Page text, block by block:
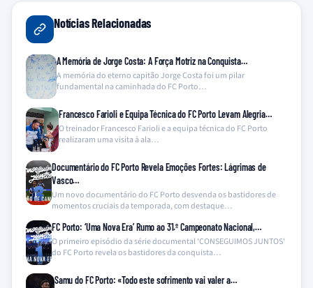
Notícias Relacionadas
A Memória de Jorge Costa: A Força Motriz na Conquista…
A memória do eterno capitão Jorge Costa foi um pilar
fundamental na caminhada do FC Porto…
Francesco Farioli e Equipa Técnica do FC Porto Levam Alegria…
O treinador Francesco Farioli e a equipa técnica do FC Porto
realizaram uma visita à ala…
Documentário do FC Porto Revela Emoções Fortes: Lágrimas de
Vasco…
Um novo documentário do FC Porto desvenda os bastidores de
momentos cruciais da temporada, com destaque…
FC Porto: ‘Uma Nova Era’ Rumo ao 31.º Campeonato Nacional,…
O primeiro episódio da série documental 'CONSEGUIMOS JUNTOS'
do FC Porto revela os bastidores da conquista…
Samu do FC Porto: «Todo este sofrimento vai valer a…